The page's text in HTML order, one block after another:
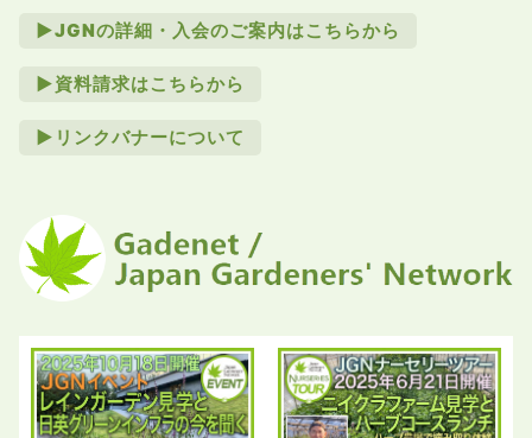
►JGNの詳細・入会のご案内はこちらから
►資料請求はこちらから
►リンクバナーについて